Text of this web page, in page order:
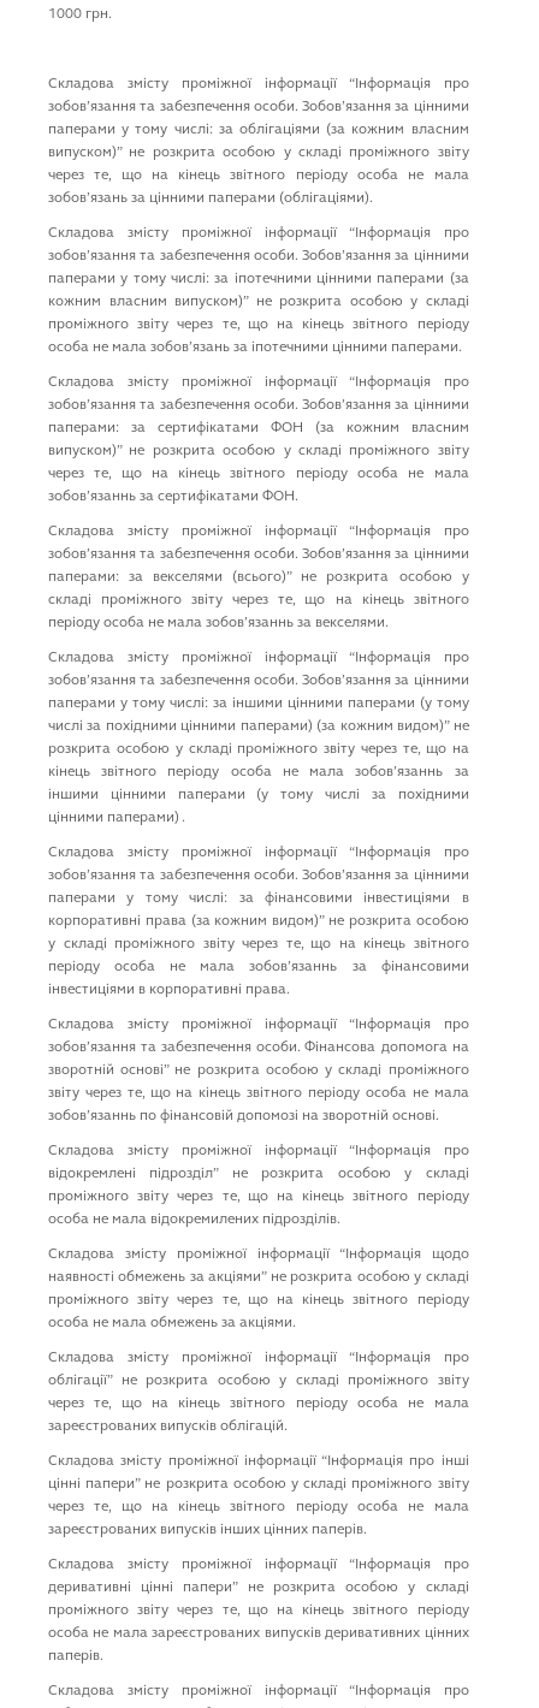
1000 грн.
Складова змісту проміжної інформації “Iнформацiя про
зобов’язання та забезпечення особи. Зобов’язання за цiнними
паперами у тому числi: за облiгацiями (за кожним власним
випуском)” не розкрита особою у складі проміжного звіту
через те, що на кінець звітного періоду особа не мала
зобов’язань за цiнними паперами (облігаціями).
Складова змісту проміжної інформації “Iнформацiя про
зобов’язання та забезпечення особи. Зобов’язання за цiнними
паперами у тому числi: за iпотечними цiнними паперами (за
кожним власним випуском)” не розкрита особою у складі
проміжного звіту через те, що на кінець звітного періоду
особа не мала зобов’язань за iпотечними цiнними паперами.
Складова змісту проміжної інформації “Iнформацiя про
зобов’язання та забезпечення особи. Зобов’язання за цiнними
паперами: за сертифiкатами ФОН (за кожним власним
випуском)” не розкрита особою у складі проміжного звіту
через те, що на кінець звітного періоду особа не мала
зобов’язаннь за сертифiкатами ФОН.
Складова змісту проміжної інформації “Iнформацiя про
зобов’язання та забезпечення особи. Зобов’язання за цiнними
паперами: за векселями (всього)” не розкрита особою у
складі проміжного звіту через те, що на кінець звітного
періоду особа не мала зобов’язаннь за векселями.
Складова змісту проміжної інформації “Iнформацiя про
зобов’язання та забезпечення особи. Зобов’язання за цiнними
паперами у тому числi: за iншими цiнними паперами (у тому
числi за похiдними цiнними паперами) (за кожним видом)” не
розкрита особою у складі проміжного звіту через те, що на
кінець звітного періоду особа не мала зобов’язаннь за
iншими цiнними паперами (у тому числi за похiдними
цiнними паперами) .
Складова змісту проміжної інформації “Iнформацiя про
зобов’язання та забезпечення особи. Зобов’язання за цiнними
паперами у тому числi: за фiнансовими iнвестицiями в
корпоративнi права (за кожним видом)” не розкрита особою
у складі проміжного звіту через те, що на кінець звітного
періоду особа не мала зобов’язаннь за фiнансовими
iнвестицiями в корпоративнi права.
Складова змісту проміжної інформації “Iнформацiя про
зобов’язання та забезпечення особи. Фiнансова допомога на
зворотнiй основi” не розкрита особою у складі проміжного
звіту через те, що на кінець звітного періоду особа не мала
зобов’язаннь по фiнансовій допомозі на зворотнiй основi.
Складова змісту проміжної інформації “Iнформацiя про
вiдокремленi пiдроздiл” не розкрита особою у складі
проміжного звіту через те, що на кінець звітного періоду
особа не мала відокремилених підрозділів.
Складова змісту проміжної інформації “Iнформацiя щодо
наявностi обмежень за акцiями” не розкрита особою у складі
проміжного звіту через те, що на кінець звітного періоду
особа не мала обмежень за акцiями.
Складова змісту проміжної інформації “Iнформацiя про
облiгацiї” не розкрита особою у складі проміжного звіту
через те, що на кінець звітного періоду особа не мала
зареєстрованих випусків облігацій.
Складова змісту проміжної інформації “Iнформацiя про iншi
цiннi папери” не розкрита особою у складі проміжного звіту
через те, що на кінець звітного періоду особа не мала
зареєстрованих випусків інших цінних паперів.
Складова змісту проміжної інформації “Iнформацiя про
деривативнi цiннi папери” не розкрита особою у складі
проміжного звіту через те, що на кінець звітного періоду
особа не мала зареєстрованих випусків деривативних цінних
паперів.
Складова змісту проміжної інформації “Iнформацiя про